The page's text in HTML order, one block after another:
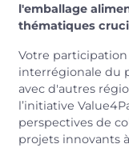
l'emballage
thématiques
Votre
interrégionale du
avec d'autres
l’initiative
perspectives de
projets innovants